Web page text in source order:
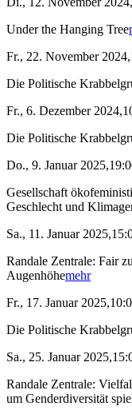
Under the Hanging Tree
Fr., 22. November
Die Politische
Fr., 6. Dezember
Die Politische
Do., 9. Januar
Gesellschaft
Geschlecht und
Sa., 11. Januar
Randale Zentrale: Fair
Augenhöhemehr
Fr., 17. Januar
Die Politische
Sa., 25. Januar
Randale Zentrale:
um Genderdiversität